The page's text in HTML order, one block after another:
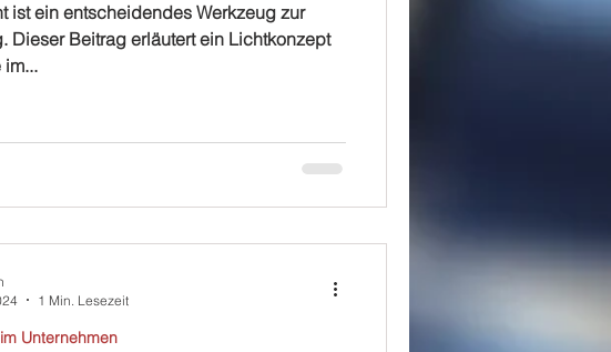
ist ein entscheidendes Werkzeug zur
Dieser Beitrag erläutert ein Lichtkonzept
im...
Unternehmen
1 Min. Lesezeit